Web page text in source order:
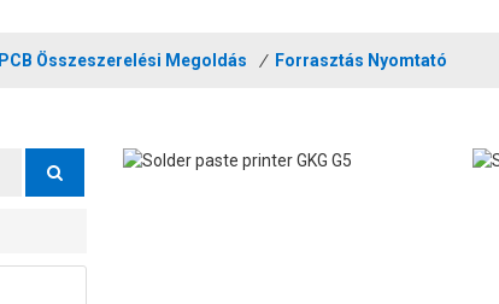
PCB Összeszerelési Megoldás / Forrasztás Nyomtató